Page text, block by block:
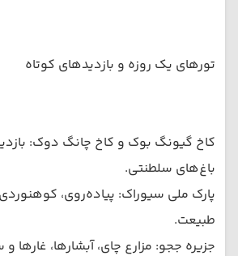
تورهای یک روزه و بازدیدهای کوتاه
کاخ گیونگ بوک و کاخ چانگ دوک:
باغ‌های سلطنتی.
پارک ملی سیوراک: پیاده‌روی،
طبیعت.
جزیره ججو: مزارع چای، آبشارها، غارها